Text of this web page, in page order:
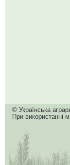
© Українська
При використанні